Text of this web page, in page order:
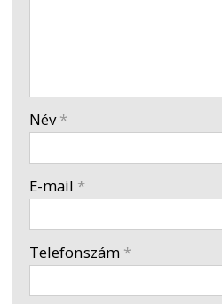
-
Név*
E-mail *
Telefonszám *